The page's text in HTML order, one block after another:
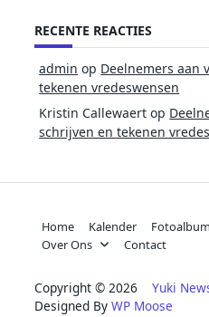
RECENTE REACTIES
admin op Deelnemers aan
tekenen vredeswensen
Kristin Callewaert op
schrijven en tekenen
Home Kalender
Over Ons
Contact
Copyright © 2026 Yuki
Designed By WP Moose